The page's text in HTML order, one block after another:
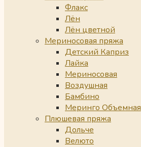
Флакс
Лён
Лён цветной
Мериносовая пряжа
Детский Каприз
Лайка
Мериносовая
Воздушная
Бамбино
Меринго Объемная
Плюшевая пряжа
Дольче
Велюто